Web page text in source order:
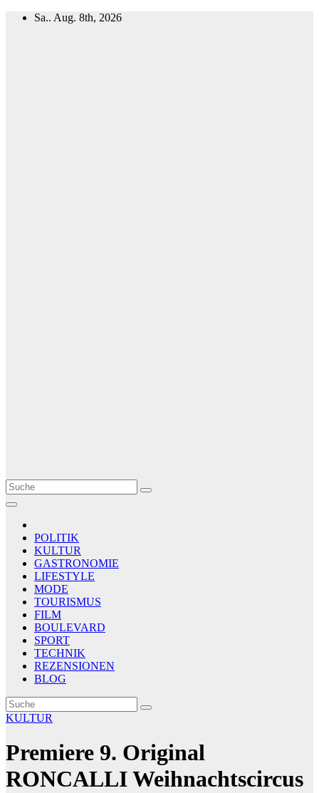
Zum
Sa.. Aug. 8th, 2026
Le Matin
AGENCE DE PRESSE
POLITIK
KULTUR
GASTRONOMIE
LIFESTYLE
MODE
TOURISMUS
FILM
BOULEVARD
SPORT
TECHNIK
REZENSIONEN
BLOG
KULTUR
Premiere 9. Original
RONCALLI Weihnachtscircus